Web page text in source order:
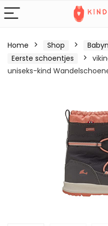
Home Shop
Eerste schoentjes
uniseks-kind